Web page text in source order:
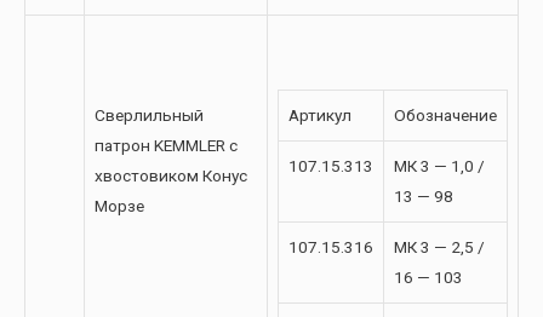
Сверлильный
патрон KEMMLER с
хвостовиком Конус
Морзе
Артикул Обозначение
107.15.313
МК 3 — 1,0 /
13 — 98
107.15.316
МК 3 — 2,5 /
16 — 103